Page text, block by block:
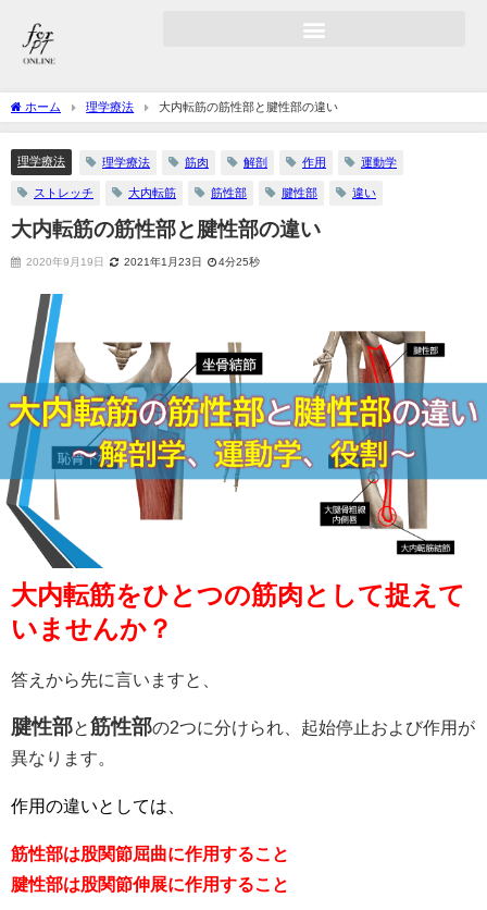
ホーム 理学療法 大内転筋の筋性部と腱性部の違い
理学療法 理学療法 筋肉 解剖 作用 運動学
ストレッチ 大内転筋 筋性部 腱性部 違い
大内転筋の筋性部と腱性部の違い
2020年9月19日 2021年1月23日 4分25秒
大内転筋をひとつの筋肉として捉えて
いませんか？
答えから先に言いますと、
腱性部と筋性部の2つに分けられ、起始停止および作用が
異なります。
作用の違いとしては、
筋性部は股関節屈曲に作用すること
腱性部は股関節伸展に作用すること